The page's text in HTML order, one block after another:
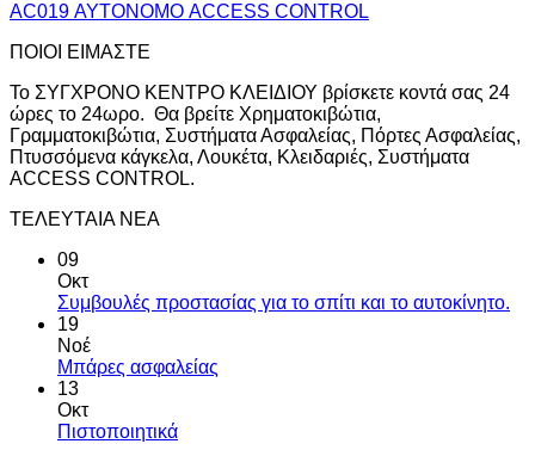
AC019 ΑΥΤΟΝΟΜΟ ACCESS CONTROL
ΠΟΙΟΙ ΕΙΜΑΣΤΕ
Το ΣΥΓΧΡΟΝΟ ΚΕΝΤΡΟ ΚΛΕΙΔΙΟΥ βρίσκετε κοντά σας 24
ώρες το 24ωρο. Θα βρείτε Χρηματοκιβώτια,
Γραμματοκιβώτια, Συστήματα Ασφαλείας, Πόρτες Ασφαλείας,
Πτυσσόμενα κάγκελα, Λουκέτα, Κλειδαριές, Συστήματα
ACCESS CONTROL.
ΤΕΛΕΥΤΑΙΑ ΝΕΑ
09
Οκτ
Συμβουλές προστασίας για το σπίτι και το αυτοκίνητο.
19
Νοέ
Μπάρες ασφαλείας
13
Οκτ
Πιστοποιητικά